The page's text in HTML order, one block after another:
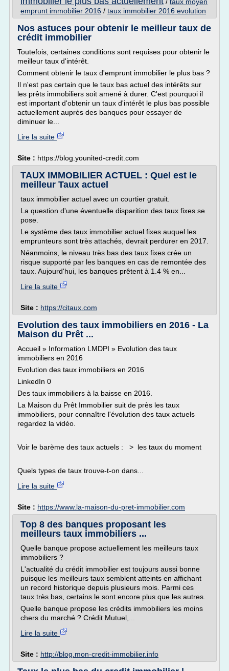
emprunt immobilier 2016 / taux immobilier 2016 evolution
Nos astuces pour obtenir le meilleur taux de
crédit immobilier
Toutefois, certaines conditions sont requises pour obtenir le
meilleur taux d'intérêt.
Comment obtenir le taux d'emprunt immobilier le plus bas ?
Il n'est pas certain que le taux bas actuel des intérêts sur
les prêts immobiliers soit amené à durer. C'est pourquoi il
est important d'obtenir un taux d'intérêt le plus bas possible
actuellement auprès des banques pour essayer de
diminuer le...
Lire la suite
Site : https://blog.younited-credit.com
TAUX IMMOBILIER ACTUEL : Quel est le
meilleur Taux actuel
taux immobilier actuel avec un courtier gratuit.
La question d'une éventuelle disparition des taux fixes se
pose.
Le système des taux immobilier actuel fixes auquel les
emprunteurs sont très attachés, devrait perdurer en 2017.
Néanmoins, le niveau très bas des taux fixes crée un
risque supporté par les banques en cas de remontée des
taux. Aujourd'hui, les banques prêtent à 1.4 % en...
Lire la suite
Site : https://citaux.com
Evolution des taux immobiliers en 2016 - La
Maison du Prêt ...
Accueil » Information LMDPI » Evolution des taux
immobiliers en 2016
Evolution des taux immobiliers en 2016
LinkedIn 0
Des taux immobiliers à la baisse en 2016.
La Maison du Prêt Immobilier suit de près les taux
immobiliers, pour connaître l'évolution des taux actuels
regardez la vidéo.
Voir le barème des taux actuels : > les taux du moment
Quels types de taux trouve-t-on dans...
Lire la suite
Site : https://www.la-maison-du-pret-immobilier.com
Top 8 des banques proposant les
meilleurs taux immobiliers ...
Quelle banque propose actuellement les meilleurs taux
immobiliers ?
L'actualité du crédit immobilier est toujours aussi bonne
puisque les meilleurs taux semblent atteints en affichant
un record historique depuis plusieurs mois. Parmi ces
taux très bas, certains le sont encore plus que les autres.
Quelle banque propose les crédits immobiliers les moins
chers du marché ? Crédit Mutuel,...
Lire la suite
Site : http://blog.mon-credit-immobilier.info